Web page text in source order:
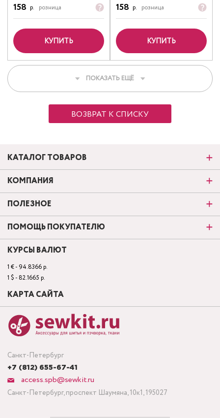
158 р. розница
КУПИТЬ
158 р. розница
КУПИТЬ
ПОКАЗАТЬ ЕЩЁ
ВОЗВРАТ К СПИСКУ
Санкт-Петербург
+7 (812) 655-67-41
access.spb@sewkit.ru
Санкт-Петербург, проспект Шаумяна, 10к1, 195027
КАТАЛОГ ТОВАРОВ
КОМПАНИЯ
ПОЛЕЗНОЕ
ПОМОЩЬ ПОКУПАТЕЛЮ
КУРСЫ ВАЛЮТ
1 € - 94.8366 р.
1 $ - 82.1665 р.
КАРТА САЙТА